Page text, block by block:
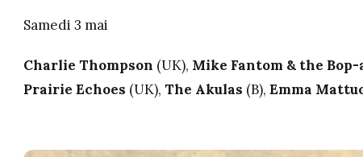
Samedi 3 mai
Charlie Thompson (UK), Mike Fantom & the Bop-
Prairie Echoes (UK), The Akulas (B), Emma